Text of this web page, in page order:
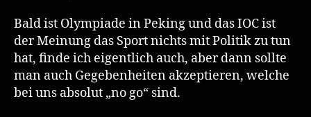
Bald ist Olympiade in Peking und das IOC ist
der Meinung das Sport nichts mit Politik zu tun
hat, finde ich eigentlich auch, aber dann sollte
man auch Gegebenheiten akzeptieren, welche
bei uns absolut „no go“ sind.